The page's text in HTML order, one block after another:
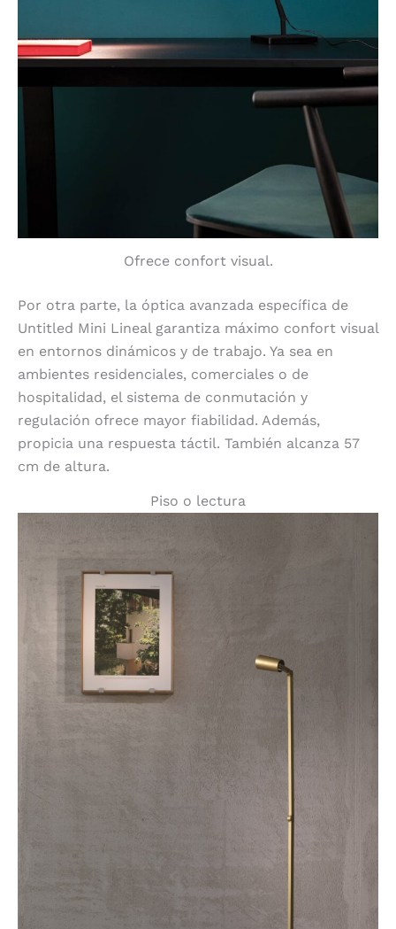
Ofrece confort visual.
Por otra parte, la óptica avanzada específica de
Untitled Mini Lineal garantiza máximo confort visual
en entornos dinámicos y de trabajo. Ya sea en
ambientes residenciales, comerciales o de
hospitalidad, el sistema de conmutación y
regulación ofrece mayor fiabilidad. Además,
propicia una respuesta táctil. También alcanza 57
cm de altura.
Piso o lectura